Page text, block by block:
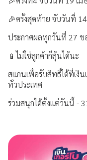
🎉ครั้งสุดท้าย จับวันที่
ประกาศผลทุกวันที่ 27 ข
📱ไม่ใช่ลูกค้าก็ลุ้นได้นะ
สแกนเพื่อรับสิทธิ์ได้ที่เงิ
ทั่วประเทศ
ร่วมสนุกได้ตั้งแต่วันนี้ -